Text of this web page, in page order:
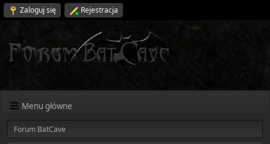
Zaloguj się Rejestracja
Menu główne
Forum BatCave